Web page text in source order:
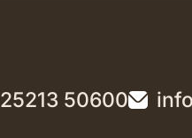
25213 50600